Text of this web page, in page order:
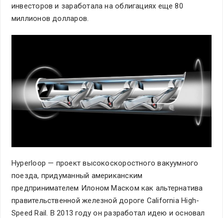
инвесторов и заработала на облигациях еще 80
миллионов долларов.
Hyperloop — проект высокоскоростного вакуумного
поезда, придуманный американским
предпринимателем Илоном Маском как альтернатива
правительственной железной дороге California High-
Speed Rail. В 2013 году он разработал идею и основал